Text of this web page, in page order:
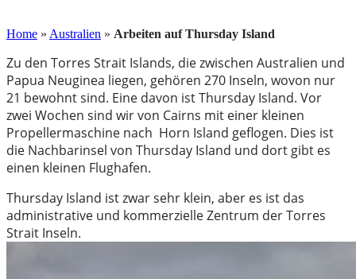
Home » Australien » Arbeiten auf Thursday Island
Zu den Torres Strait Islands, die zwischen Australien und
Papua Neuginea liegen, gehören 270 Inseln, wovon nur
21 bewohnt sind. Eine davon ist Thursday Island. Vor
zwei Wochen sind wir von Cairns mit einer kleinen
Propellermaschine nach Horn Island geflogen. Dies ist
die Nachbarinsel von Thursday Island und dort gibt es
einen kleinen Flughafen.
Thursday Island ist zwar sehr klein, aber es ist das
administrative und kommerzielle Zentrum der Torres
Strait Inseln.